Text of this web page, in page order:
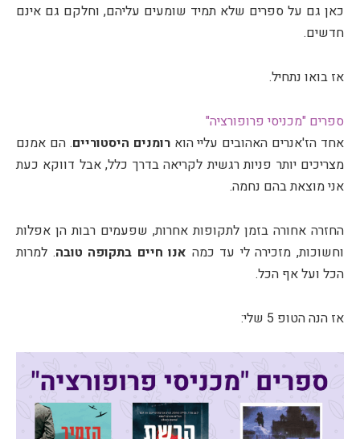
כאן גם על ספרים שלא תמיד שומעים עליהם, וחלקם גם אינם
חדשים.
אז בואו נתחיל.
ספרים "מכניסי פרופורציה"
אחד הז'אנרים האהובים עליי הוארומנים היסטוריים. הם אמנם
מצריכים יותר פניות רגשית לקריאה בדרך כלל, אבל דווקא כעת
אני מוצאת בהם נחמה.
החזרה אחורה בזמן לתקופות אחרות, שפעמים רבות הן אפלות
וחשוכות, מזכירה לי עד כמה אנו חיים בתקופה טובה. למרות
הכל ועל אף הכל.
אז הנה הטופ 5 שלי: